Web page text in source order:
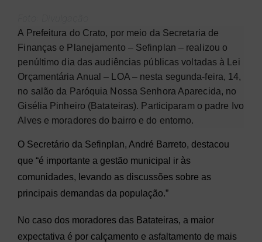
A Prefeitura do Crato, por meio da Secretaria de
Finanças e Planejamento – Sefinplan – realizou o
penúltimo dia das audiências públicas voltadas à Lei
Orçamentária Anual– LOA – nesta segunda-feira, 14,
no sal ão da Paróquia Nossa Senhora Aparecida, no
Gisélia Pinheiro (Batateiras). Participaram o padre Ivo
Alves e moradores do bairro e do entorno.
O Secretário da Sefinplan, André Barreto, destacou
que “é importante a gestão municipal ir às
comunidades, levando as discussões sobre as
principais demandas da população.”
No caso dos moradores das Batateiras, a maior
expectativa é por calçamento e asfaltamento de mais